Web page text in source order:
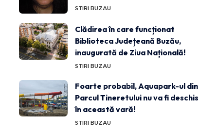
STIRI BUZAU
Clădirea în care funcționat
Biblioteca Județeană Buzău,
inaugurată de Ziua Națională!
STIRI BUZAU
Foarte probabil, Aquapark-ul din
Parcul Tineretului nu va fi deschis
în această vară!
STIRI BUZAU